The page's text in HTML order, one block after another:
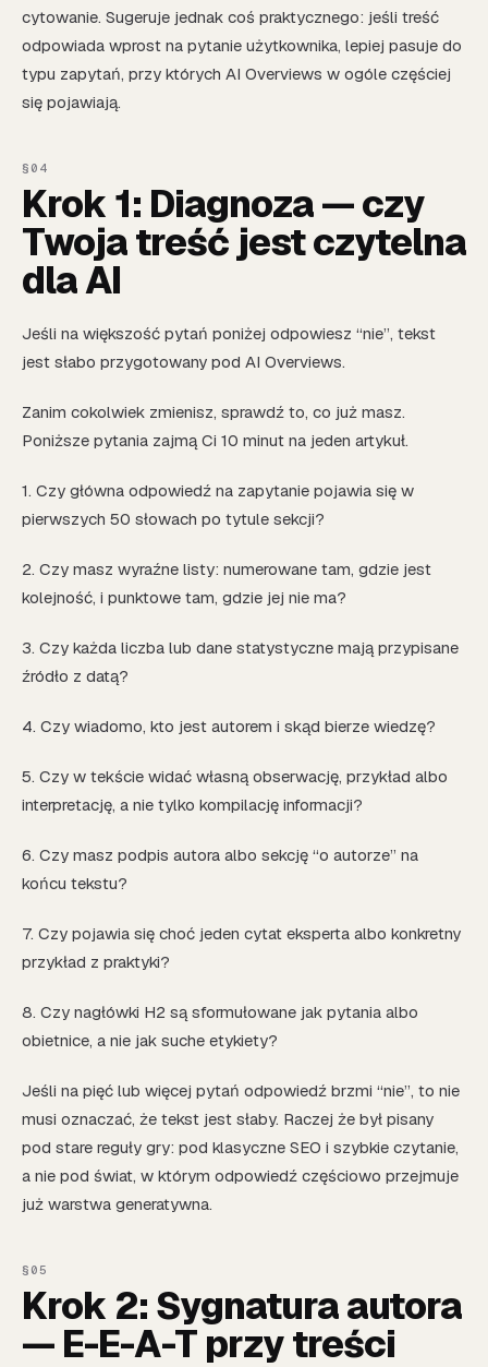
cytowanie. Sugeruje jednak coś praktycznego: jeśli treść
odpowiada wprost na pytanie użytkownika, lepiej pasuje do
typu zapytań, przy których AI Overviews w ogóle częściej
się pojawiają.
Krok 1: Diagnoza — czy
Twoja treść jest czytelna
dla AI
Jeśli na większość pytań poniżej odpowiesz “nie”, tekst
jest słabo przygotowany pod AI Overviews.
Zanim cokolwiek zmienisz, sprawdź to, co już masz.
Poniższe pytania zajmą Ci 10 minut na jeden artykuł.
1. Czy główna odpowiedź na zapytanie pojawia się w
pierwszych 50 słowach po tytule sekcji?
2. Czy masz wyraźne listy: numerowane tam, gdzie jest
kolejność, i punktowe tam, gdzie jej nie ma?
3. Czy każda liczba lub dane statystyczne mają przypisane
źródło z datą?
4. Czy wiadomo, kto jest autorem i skąd bierze wiedzę?
5. Czy w tekście widać własną obserwację, przykład albo
interpretację, a nie tylko kompilację informacji?
6. Czy masz podpis autora albo sekcję “o autorze” na
końcu tekstu?
7. Czy pojawia się choć jeden cytat eksperta albo konkretny
przykład z praktyki?
8. Czy nagłówki H2 są sformułowane jak pytania albo
obietnice, a nie jak suche etykiety?
Jeśli na pięć lub więcej pytań odpowiedź brzmi “nie”, to nie
musi oznaczać, że tekst jest słaby. Raczej że był pisany
pod stare reguły gry: pod klasyczne SEO i szybkie czytanie,
a nie pod świat, w którym odpowiedź częściowo przejmuje
już warstwa generatywna.
Krok 2: Sygnatura autora
— E-E-A-T przy treści